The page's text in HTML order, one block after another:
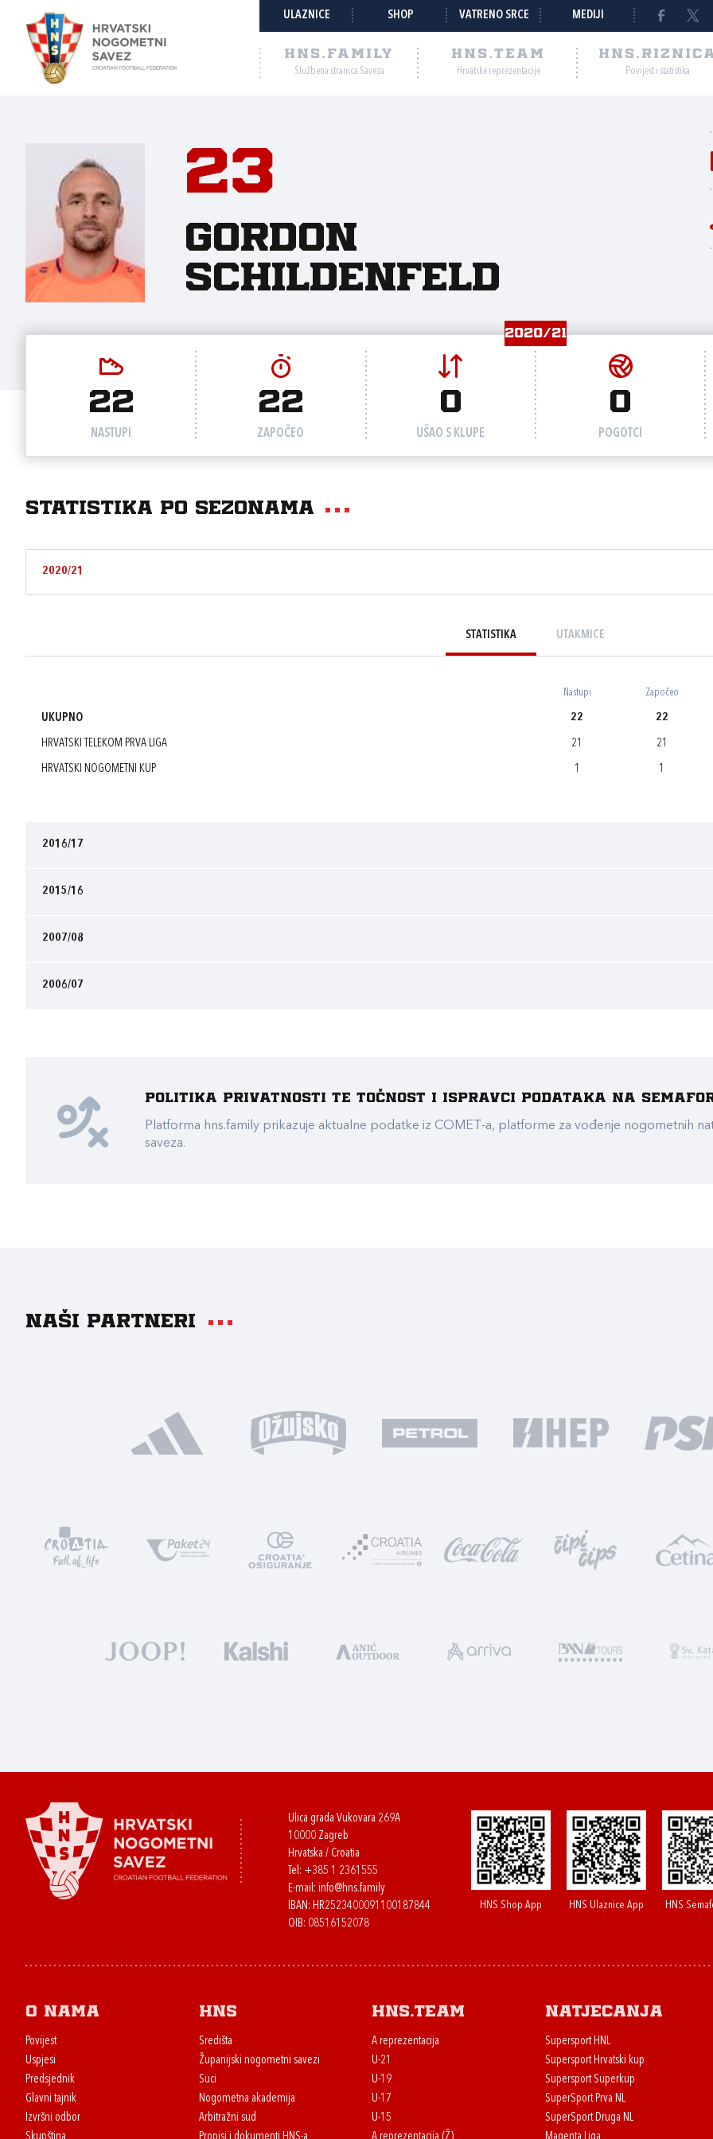
ULAZNICE SHOP VATRENO SRCE MEDIJI
HNS.FAMILY
Službena stranica Saveza
HNS.TEAM
Hrvatske reprezentacije Povijest i statistika
23
Gordon
Schildenfeld
2020/21
22
NASTUPI
22
ZAPOČEO
0
UŠAO S KLUPE
0
POGOTCI
Statistika po sezonama
2020/21
STATISTIKA UTAKMICE
Nastupi Započeo
UKUPNO 22 22
HRVATSKI TELEKOM PRVA LIGA 21 21
HRVATSKI NOGOMETNI KUP 1 1
2016/17
2015/16
2007/08
2006/07
Politika privatnosti te točnost i ispravci podataka na
Platforma hns.family prikazuje aktualne podatke iz COMET-a, platforme za vođenje nogometnih
saveza.
Naši partneri
Ulica grada Vukovara 269A
10000 Zagreb
Hrvatska / Croatia
Tel: +385 1 2361555
E-mail: info@hns.family
IBAN: HR2523400091100187844
OIB: 08516152078
HNS Shop App HNS Ulaznice App HNS
O nama
Povijest
Uspjesi
Predsjednik
Glavni tajnik
Izvršni odbor
Skupština
HNS
Središta
Županijski nogometni savezi
Suci
Nogometna akademija
Arbitražni sud
Propisi i dokumenti HNS-a
HNS.team
A reprezentacija
U-21
U-19
U-17
U-15
A reprezentacija (Ž)
Natjecanja
Supersport HNL
Supersport Hrvatski kup
Supersport Superkup
SuperSport Prva NL
SuperSport Druga NL
Magenta Liga